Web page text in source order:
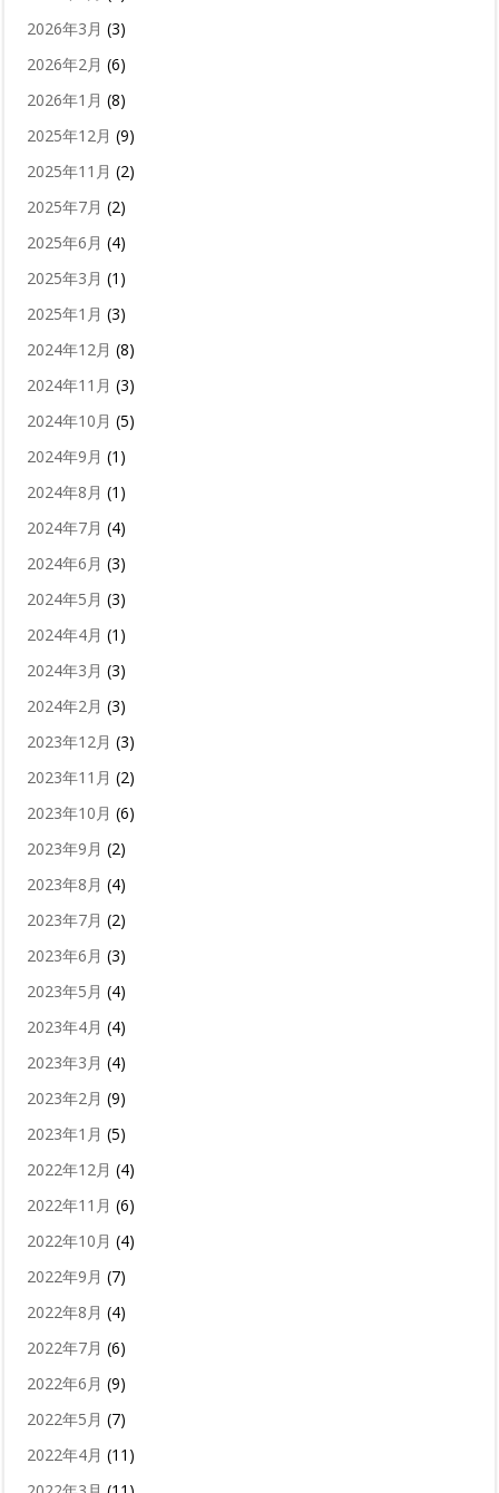
2026年3月 (3)
2026年2月 (6)
2026年1月 (8)
2025年12月 (9)
2025年11月 (2)
2025年7月 (2)
2025年6月 (4)
2025年3月 (1)
2025年1月 (3)
2024年12月 (8)
2024年11月 (3)
2024年10月 (5)
2024年9月 (1)
2024年8月 (1)
2024年7月 (4)
2024年6月 (3)
2024年5月 (3)
2024年4月 (1)
2024年3月 (3)
2024年2月 (3)
2023年12月 (3)
2023年11月 (2)
2023年10月 (6)
2023年9月 (2)
2023年8月 (4)
2023年7月 (2)
2023年6月 (3)
2023年5月 (4)
2023年4月 (4)
2023年3月 (4)
2023年2月 (9)
2023年1月 (5)
2022年12月 (4)
2022年11月 (6)
2022年10月 (4)
2022年9月 (7)
2022年8月 (4)
2022年7月 (6)
2022年6月 (9)
2022年5月 (7)
2022年4月 (11)